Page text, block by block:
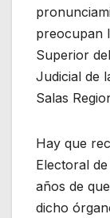
preocupan
Superior
Judicial de
Salas
Hay que
Electoral
años de
dicho